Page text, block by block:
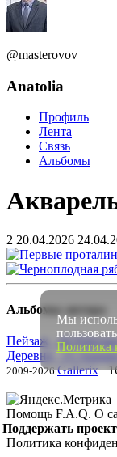
@masterovov
Anatolia
Профиль
Лента
Связь
Альбомы
2 20.04.2026
Альбомы автора
Пейзаж 44
Деревня 15
2009-2026Gallerix
Помощь F.A.Q. О
Поддержать проект
Политика
Мы
Политика